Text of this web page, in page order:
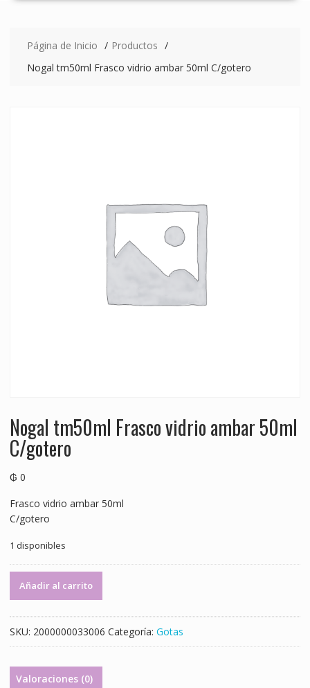
Página de Inicio
Productos
Nogal tm50ml Frasco vidrio ambar 50ml C/gotero
Nogal tm50ml Frasco vidrio ambar 50ml
C/gotero
₲ 0
Frasco vidrio ambar 50ml
C/gotero
1 disponibles
tm50ml
ambar
C/gotero
cantidad
Añadir al carrito
SKU: 2000000033006 Categoría: Gotas
Valoraciones (0)